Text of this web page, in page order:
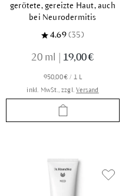
gerötete, gereizte Haut, auch
bei Neurodermitis
4.69 (35)
20 ml 19,00 €
950,00 € / 1 L
inkl. MwSt., zzgl.Versand